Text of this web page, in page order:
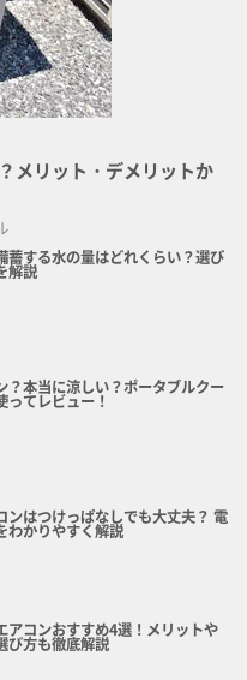
メリット・デメリットか
蓄する水の量はどれくらい？選び
解説
？本当に涼しい？ポータブルクー
ってレビュー！
ンはつけっぱなしでも大丈夫？ 電
わかりやすく解説
アコンおすすめ4選！メリットや
び方も徹底解説